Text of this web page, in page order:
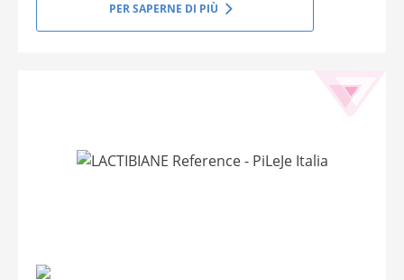
PER SAPERNE DI PIÙ